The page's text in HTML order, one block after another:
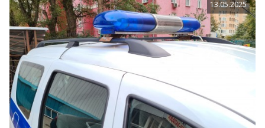
13.05.2025